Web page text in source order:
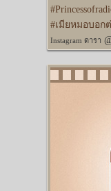
#เมียหมอบอก
Instagram ดารา